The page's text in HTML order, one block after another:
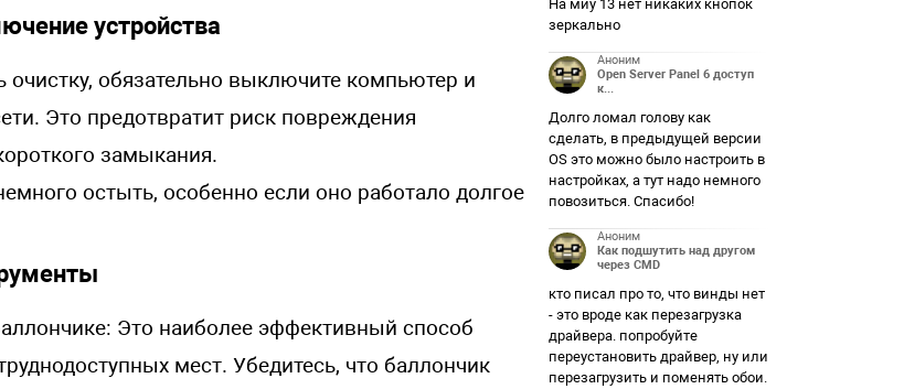
устройства
очистку, обязательно выключите компьютер и
Это предотвратит риск повреждения
замыкания.
остыть, особенно если оно работало долгое
Это наиболее эффективный способ
мест. Убедитесь, что баллончик
На миу 13 нет никаких кнопок
зеркально
Аноним
Open Server Panel 6 доступ
к...
Долго ломал голову как
сделать, в предыдущей версии
OS это можно было настроить в
настройках, а тут надо немного
повозиться. Спасибо!
Аноним
Как подшутить над другом
через CMD
кто писал про то, что винды нет
- это вроде как перезагрузка
драйвера. попробуйте
переустановить драйвер, ну или
перезагрузить и поменять обои.